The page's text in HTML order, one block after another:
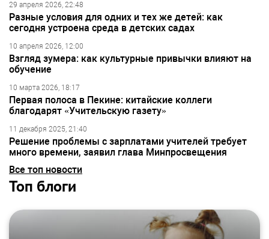
29 апреля 2026, 22:48
Разные условия для одних и тех же детей: как
сегодня устроена среда в детских садах
10 апреля 2026, 12:00
Взгляд зумера: как культурные привычки влияют на
обучение
10 марта 2026, 18:17
Первая полоса в Пекине: китайские коллеги
благодарят «Учительскую газету»
11 декабря 2025, 21:40
Решение проблемы с зарплатами учителей требует
много времени, заявил глава Минпросвещения
Все топ новости
Топ блоги